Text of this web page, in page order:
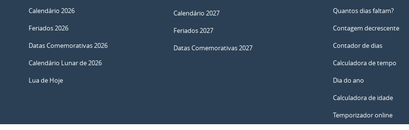
Calendário 2026
Feriados 2026
Datas Comemorativas 2026
Calendário Lunar de 2026
Lua de Hoje
Calendário 2027
Feriados 2027
Datas Comemorativas 2027
Quantos dias faltam?
Contagem decrescente
Contador de dias
Calculadora de tempo
Dia do ano
Calculadora de idade
Temporizador online